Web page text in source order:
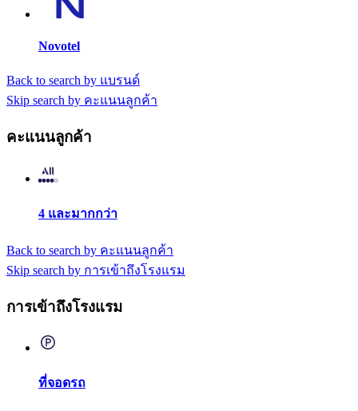
Novotel
Back to search by แบรนด์
Skip search by คะแนนลูกค้า
คะแนนลูกค้า
4 และมากกว่า
Back to search by คะแนนลูกค้า
Skip search by การเข้าถึงโรงแรม
การเข้าถึงโรงแรม
ที่จอดรถ